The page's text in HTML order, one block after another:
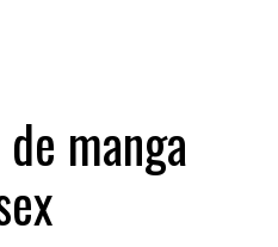
manga